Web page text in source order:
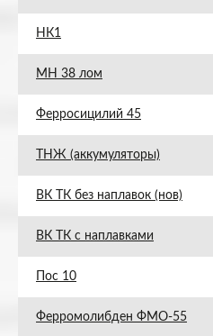
НК1
МН 38 лом
Ферросицилий 45
ТНЖ (аккумуляторы)
ВК ТК без наплавок (нов)
ВК ТК с наплавками
Пос 10
Ферромолибден ФМО-55